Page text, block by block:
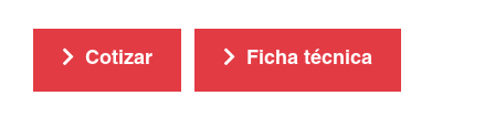
Cotizar Ficha técnica